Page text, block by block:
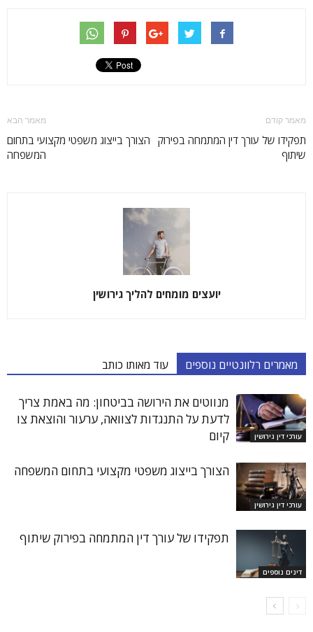
מאמר קודם
תפקידו של עורך דין המתמחה בפירוק
שיתוף
מאמר הבא
הצורך בייצוג משפטי מקצועי בתחום
המשפחה
יועצים מומחים להליך גירושין
מאמרים רלוונטיים נוספים עוד מאותו כותב
עורכי דין גירושין
מנווטים את הירושה בביטחון: מה באמת צריך
לדעת על התנגדות לצוואה, ערעור והוצאת צו
קיום
עורכי דין גירושין
הצורך בייצוג משפטי מקצועי בתחום המשפחה
דינים נוספים
תפקידו של עורך דין המתמחה בפירוק שיתוף